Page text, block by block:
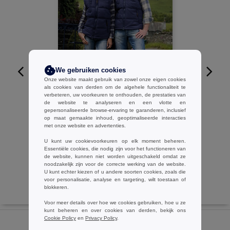
W1
Result R88 - Ultra Gevoerde
Bodywarmer
€28.02
€47.95
We gebruiken cookies
Onze website maakt gebruik van zowel onze eigen cookies
als cookies van derden om de algehele functionaliteit te
verbeteren, uw voorkeuren te onthouden, de prestaties van
de website te analyseren en een vlotte en
gepersonaliseerde browse-ervaring te garanderen, inclusief
op maat gemaakte inhoud, geoptimaliseerde interacties
met onze website en advertenties.
U kunt uw cookievoorkeuren op elk moment beheren.
Essentiële cookies, die nodig zijn voor het functioneren van
de website, kunnen niet worden uitgeschakeld omdat ze
noodzakelijk zijn voor de correcte werking van de website.
U kunt echter kiezen of u andere soorten cookies, zoals die
voor personalisatie, analyse en targeting, wilt toestaan of
blokkeren.
Voor meer details over hoe we cookies gebruiken, hoe u ze
kunt beheren en over cookies van derden, bekijk ons
Cookie Policy en Privacy Policy.